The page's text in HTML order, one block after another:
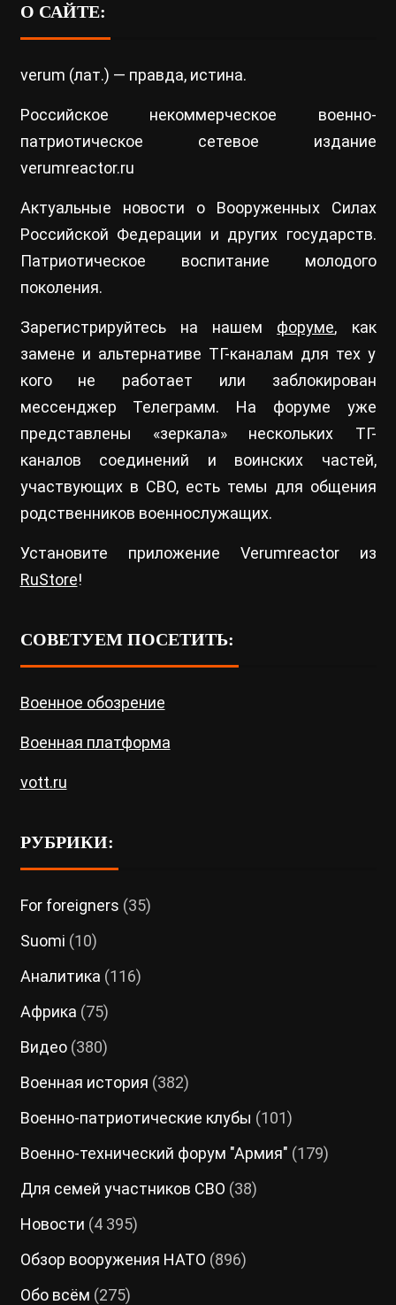
О САЙТЕ:
verum (лат.) — правда, истина.
Российское некоммерческое военно-
патриотическое сетевое издание
verumreactor.ru
Актуальные новости о Вооруженных Силах
Российской Федерации и других государств.
Патриотическое воспитание молодого
поколения.
Зарегистрируйтесь на нашем форуме, как
замене и альтернативе ТГ-каналам для тех у
кого не работает или заблокирован
мессенджер Телеграмм. На форуме уже
представлены «зеркала» нескольких ТГ-
каналов соединений и воинских частей,
участвующих в СВО, есть темы для общения
родственников военнослужащих.
Установите приложение Verumreactor из
RuStore!
СОВЕТУЕМ ПОСЕТИТЬ:
Военное обозрение
Военная платформа
vott.ru
РУБРИКИ:
For foreigners (35)
Suomi (10)
Аналитика (116)
Африка (75)
Видео(380)
Военная история (382)
Военно-патриотические клубы (101)
Военно-технический форум "Армия" (179)
Для семей участников СВО (38)
Новости (4 395)
Обзор вооружения НАТО (896)
Обо всём (275)